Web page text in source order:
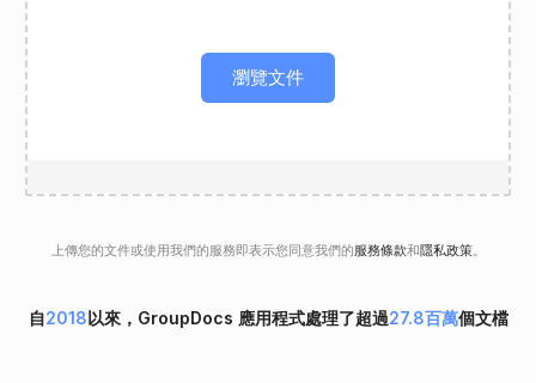
瀏覽文件
上傳您的文件或使用我們的服務即表示您同意我們的服務條款和隱私政策。
自2018以來，GroupDocs 應用程式處理了超過27.8百萬個文檔